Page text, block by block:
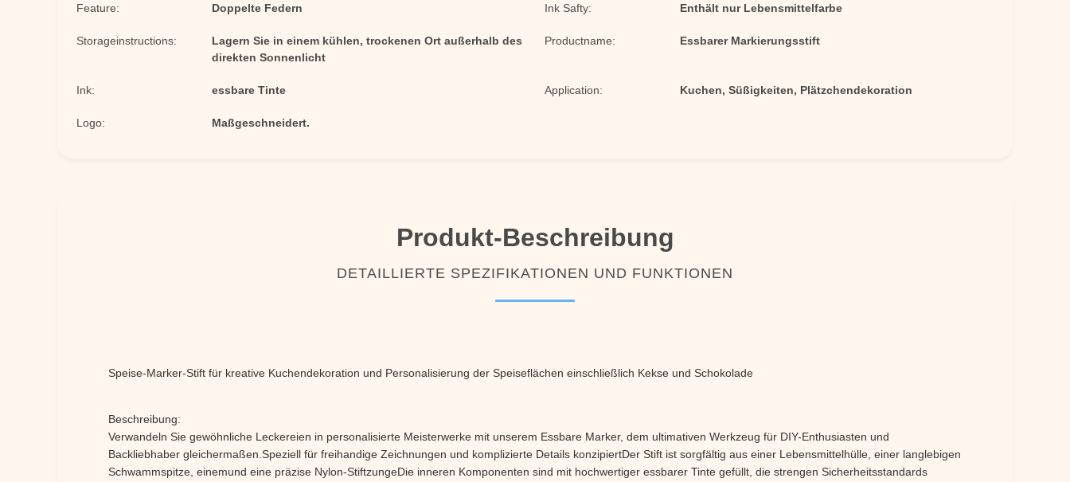
Feature: Doppelte Federn Ink Safty: Enthält nur Lebensmittelfarbe
Storageinstructions:
Lagern Sie in einem kühlen, trockenen Ort außerhalb des
direkten Sonnenlicht
Productname: Essbarer Markierungsstift
Ink: essbare Tinte Application: Kuchen, Süßigkeiten, Plätzchendekoration
Logo: Maßgeschneidert.
Produkt-Beschreibung
DETAILLIERTE SPEZIFIKATIONEN UND FUNKTIONEN
Speise-Marker-Stift für kreative Kuchendekoration und Personalisierung der Speiseflächen einschließlich Kekse und Schokolade
Beschreibung:
Verwandeln Sie gewöhnliche Leckereien in personalisierte Meisterwerke mit unserem Essbare Marker, dem ultimativen Werkzeug für DIY-Enthusiasten und
Backliebhaber gleichermaßen.Speziell für freihandige Zeichnungen und komplizierte Details konzipiertDer Stift ist sorgfältig aus einer Lebensmittelhülle, einer langlebigen
Schwammspitze, einemund eine präzise Nylon-StiftzungeDie inneren Komponenten sind mit hochwertiger essbarer Tinte gefüllt, die strengen Sicherheitsstandards